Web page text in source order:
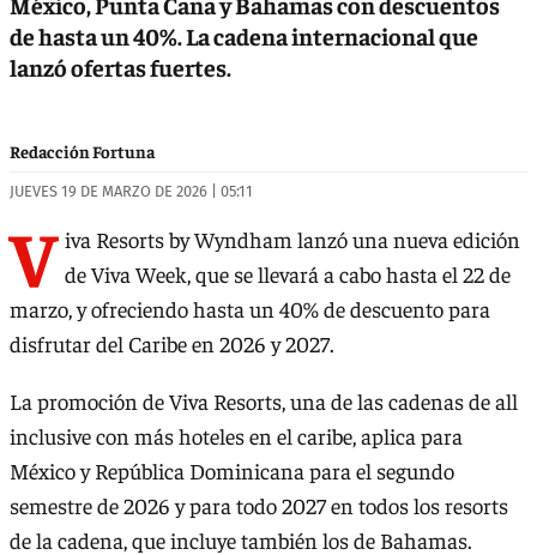
de hasta un 40%. La cadena internacional que
lanzó ofertas fuertes.
Redacción Fortuna
JUEVES 19 DE MARZO DE 2026 | 05:11
V iva Resorts by Wyndham lanzó una nueva edición
de Viva Week, que se llevará a cabo hasta el 22 de
marzo, y ofreciendo hasta un 40% de descuento para
disfrutar del Caribe en 2026 y 2027.
La promoción de Viva Resorts, una de las cadenas de all
inclusive con más hoteles en el caribe, aplica para
México y República Dominicana para el segundo
semestre de 2026 y para todo 2027 en todos los resorts
de la cadena, que incluye también los de Bahamas.